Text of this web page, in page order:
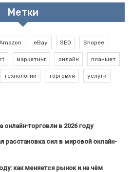
Метки
eBay SEO Shopee
маркетинг онлайн планшет
технологии торговля услуги
онлайн-торговли в 2026 году
расстановка сил в мировой онлайн-
как меняется рынок и на чём